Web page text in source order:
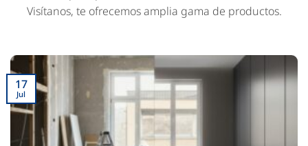
Visítanos, te ofrecemos amplia gama de productos.
17
Jul